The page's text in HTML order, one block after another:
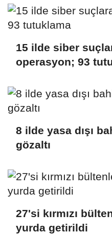
15 ilde siber
operasyon; 93
8 ilde yasa dışı
gözaltı
27'si kırmızı
yurda getirildi